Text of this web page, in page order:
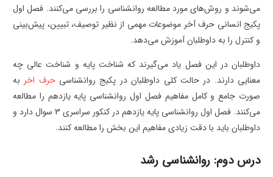
می‌شوند و روش‌های مورد مطالعه روانشناسی را بررسی می‌کنند. فصل اول
پکیج انسانی حرف آخر موضوعات مهمی از نظیر توصیف، تبیین، پیش‌‌بینی
و کنترل را به داوطلبان آموزش می‌دهد.
داوطلبان در این فصل یاد می‌گیرند که شناخت پایه و شناخت عالی چه
معنایی دارند. در حالت کلی داوطلبان در پکیج روانشناسیحرف اخر به
صورت جامع و کامل مفاهیم فصل اول روانشناسی پایه یازدهم را مطالعه
می‌کنند. فصل اول روانشناسی پایه یازدهم در کنکور سراسری 3 سوال دارد و
داوطلبان باید با دقت زیادی مفاهیم این بخش را مطالعه کنند.
درس دوم: روانشناسی رشد